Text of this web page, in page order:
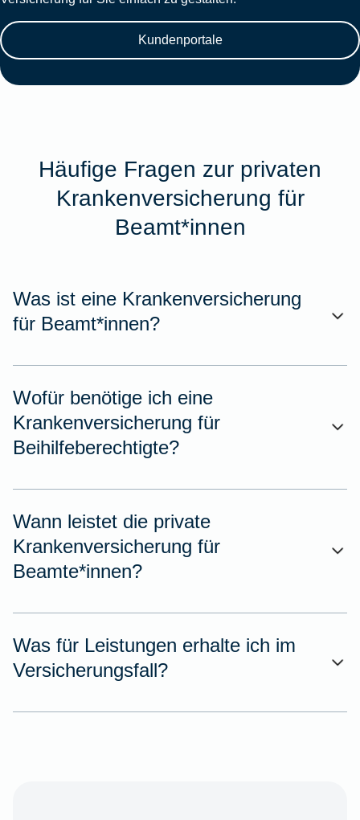
Kundenportale
Häufige Fragen zur privaten
Krankenversicherung für
Beamt*innen
Was ist eine Krankenversicherung
für Beamt*innen?
Wofür benötige ich eine
Krankenversicherung für
Beihilfeberechtigte?
Wann leistet die private
Krankenversicherung für
Beamte*innen?
Was für Leistungen erhalte ich im
Versicherungsfall?